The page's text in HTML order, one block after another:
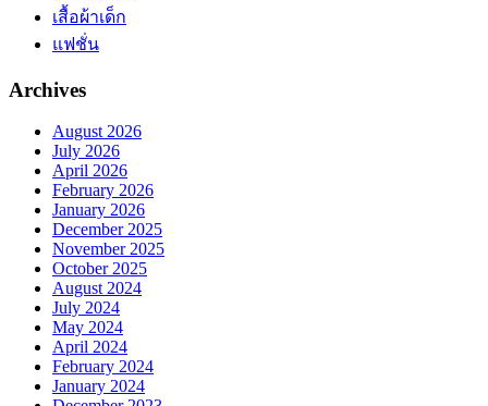
เสื้อผ้าเด็ก
แฟชั่น
Archives
August 2026
July 2026
April 2026
February 2026
January 2026
December 2025
November 2025
October 2025
August 2024
July 2024
May 2024
April 2024
February 2024
January 2024